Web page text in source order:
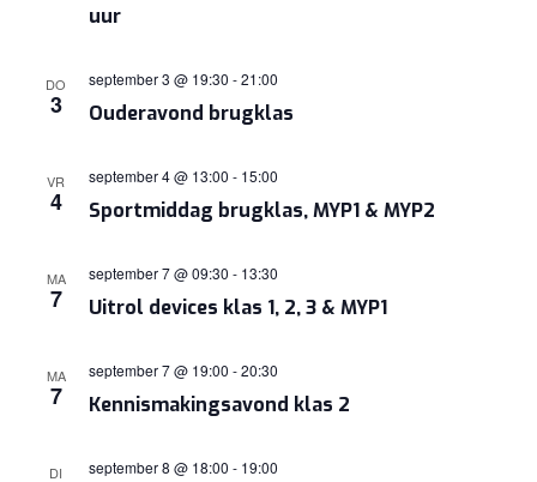
uur
DO
3 Ouderavond brugklas
september 3 @ 19:30 -21:00
VR
4 Sportmiddag brugklas, MYP1 & MYP2
september 4 @ 13:00 - 15:00
MA
7 Uitrol devices klas 1, 2, 3 & MYP1
september 7 @ 09:30 - 13:30
MA
7 Kennismakingsavond klas 2
september 7 @ 19:00 -20:30
DI september 8 @ 18:00 - 19:00